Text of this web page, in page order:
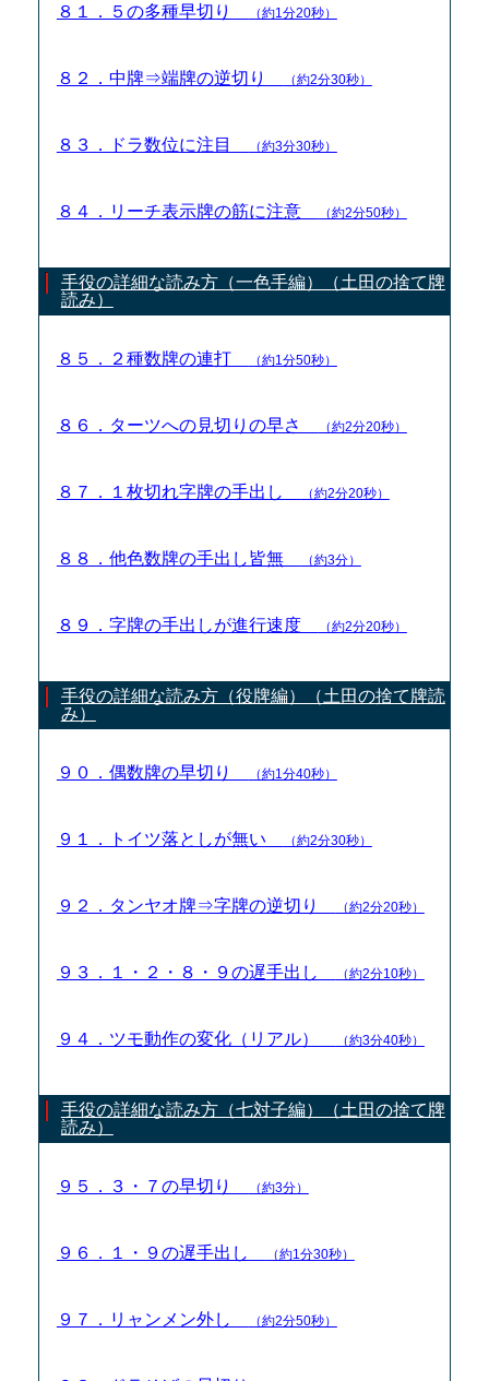
８１．５の多種早切り （約1分20秒）
８２．中牌⇒端牌の逆切り （約2分30秒）
８３．ドラ数位に注目 （約3分30秒）
８４．リーチ表示牌の筋に注意 （約2分50秒）
手役の詳細な読み方（一色手編）（土田の捨て牌
読み）
８５．２種数牌の連打 （約1分50秒）
８６．ターツへの見切りの早さ （約2分20秒）
８７．１枚切れ字牌の手出し （約2分20秒）
８８．他色数牌の手出し皆無 （約3分）
８９．字牌の手出しが進行速度 （約2分20秒）
手役の詳細な読み方（役牌編）（土田の捨て牌読
み）
９０．偶数牌の早切り （約1分40秒）
９１．トイツ落としが無い （約2分30秒）
９２．タンヤオ牌⇒字牌の逆切り （約2分20秒）
９３．１・２・８・９の遅手出し （約2分10秒）
９４．ツモ動作の変化（リアル） （約3分40秒）
手役の詳細な読み方（七対子編）（土田の捨て牌
読み）
９５．３・７の早切り （約3分）
９６．１・９の遅手出し （約1分30秒）
９７．リャンメン外し （約2分50秒）